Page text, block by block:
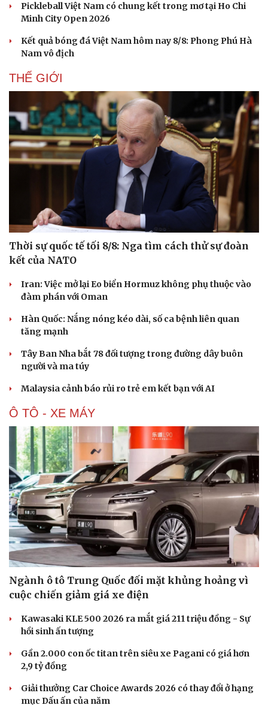
Tư vấn
Săn Tour
Câu chuyện thời sự
Đọc truyện đêm khuya
Cửa sổ tình yêu
Kể chuyện cho bé
Pickleball Việt Nam có chung kết trong mơ tại Ho Chi
Minh City Open 2026
Kết quả bóng đá Việt Nam hôm nay 8/8: Phong Phú Hà
Nam vô địch
THẾ GIỚI
Thời sự quốc tế tối 8/8: Nga tìm cách thử sự đoàn
kết của NATO
Iran: Việc mở lại Eo biển Hormuz không phụ thuộc vào
đàm phán với Oman
Hàn Quốc: Nắng nóng kéo dài, số ca bệnh liên quan
tăng mạnh
Tây Ban Nha bắt 78 đối tượng trong đường dây buôn
người và ma túy
Malaysia cảnh báo rủi ro trẻ em kết bạn với AI
Ô TÔ - XE MÁY
Ngành ô tô Trung Quốc đối mặt khủng hoảng vì
cuộc chiến giảm giá xe điện
Kawasaki KLE 500 2026 ra mắt giá 211 triệu đồng - Sự
hồi sinh ấn tượng
Gần 2.000 con ốc titan trên siêu xe Pagani có giá hơn
2,9 tỷ đồng
Giải thưởng Car Choice Awards 2026 có thay đổi ở hạng
mục Dấu ấn của năm